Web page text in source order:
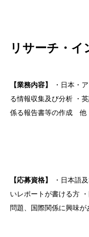
リサーチ・イ
【業務内容】
・日本・
る情報収集及び分析 ・
係る報告書等の作成 他
【応募資格】 ・日本語
いレポートが書ける方
問題、国際関係に興味